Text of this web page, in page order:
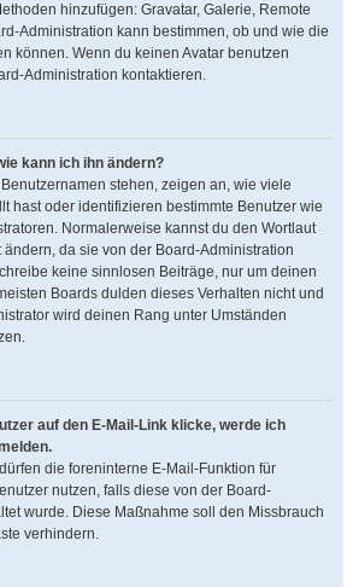
hinzufügen: Gravatar, Galerie, Remote
Administration kann bestimmen, ob und wie die
können. Wenn du keinen Avatar benutzen
Administration kontaktieren.
kann ich ihn ändern?
stehen, zeigen an, wie viele
hast oder identifizieren bestimmte Benutzer wie
Normalerweise kannst du den Wortlaut
da sie von der Board-Administration
keine sinnlosen Beiträge, nur um deinen
Boards dulden dieses Verhalten nicht und
wird deinen Rang unter Umständen
auf den E-Mail-Link klicke, werde ich
die foreninterne E-Mail-Funktion für
nutzen, falls diese von der Board-
wurde. Diese Maßnahme soll den Missbrauch
verhindern.